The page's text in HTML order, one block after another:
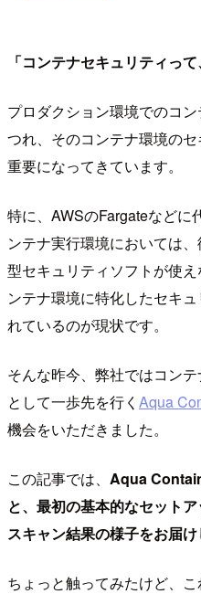
「コンテナセキュリティっ
プロダクション環境でのコ
つれ、そのコンテナ環境の
重要になってきています。
特に、AWSのFargateなどに
ンテナ実行環境においては
型セキュリティソフトが使
ンテナ環境に特化したセキ
れているのが現状です。
そんな昨今、弊社ではコン
として一歩先を行く Aqua
機会をいただきました。
この記事では、 Aqua
と、最初の基本的なセット
スキャン結果の様子をお届け
ちょっと触ってみたけど、